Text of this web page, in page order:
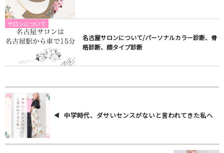
サロンについて
名古屋サロンについて/パーソナルカラー診断、骨
格診断、顔タイプ診断
中学時代、ダサいセンスがないと言われてきた私へ